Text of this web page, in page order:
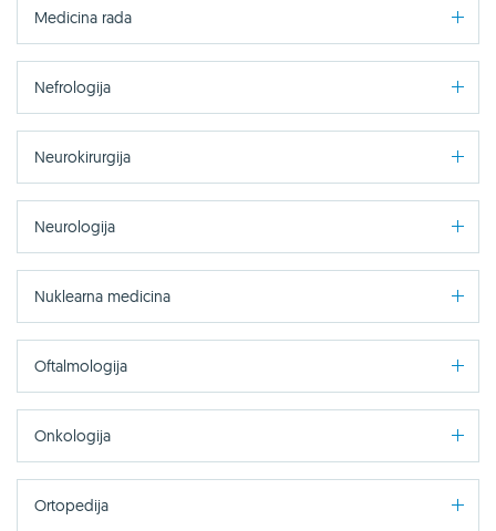
Medicina rada
Nefrologija
Neurokirurgija
Neurologija
Nuklearna medicina
Oftalmologija
Onkologija
Ortopedija